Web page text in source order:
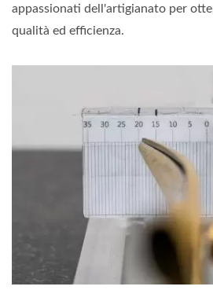
appassionati dell'artigianato per
qualità ed efficienza.